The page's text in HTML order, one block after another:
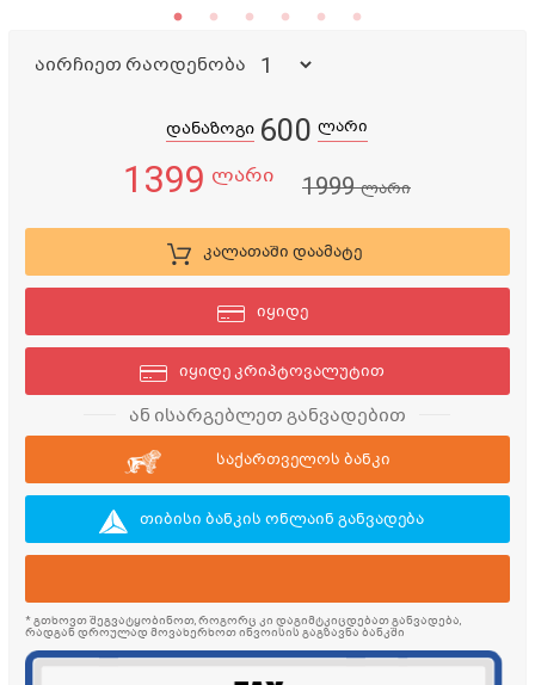
აირჩიეთ რაოდენობა
დანაზოგი 600 ლარი
1399 ლარი 1999ლარი
კალათაში დაამატე
იყიდე
იყიდე კრიპტოვალუტით
ან ისარგებლეთ განვადებით
საქართველოს ბანკი
თიბისი ბანკის ონლაინ განვადება
* გთხოვთ შეგვატყობინოთ, როგორც კი დაგიმტკიცდებათ განვადება,
რადგან დროულად მოვახერხოთ ინვოისის გაგზავნა ბანკში